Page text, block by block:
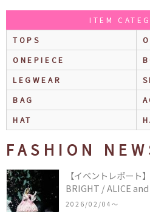
ITEM
TOPS
ONEPIECE
LEGWEAR
BAG
HAT
FASHION
【イベントレポート
BRIGHT / ALICE
COLLECTION in
2026/02/04〜